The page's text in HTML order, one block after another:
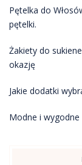
Pętelka do
pętelki.
Żakiety do
okazję
Jakie dodatki
Modne i